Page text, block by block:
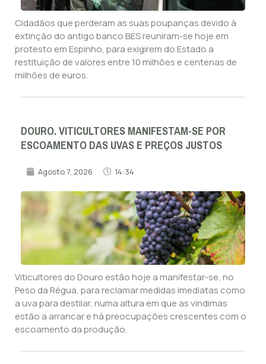
Cidadãos que perderam as suas poupanças devido à
extinção do antigo banco BES reuniram-se hoje em
protesto em Espinho, para exigirem do Estado a
restituição de valores entre 10 milhões e centenas de
milhões de euros.
DOURO. VITICULTORES MANIFESTAM-SE POR
ESCOAMENTO DAS UVAS E PREÇOS JUSTOS
Agosto 7, 2026 14:34
Viticultores do Douro estão hoje a manifestar-se, no
Peso da Régua, para reclamar medidas imediatas como
a uva para destilar, numa altura em que as vindimas
estão a arrancar e há preocupações crescentes com o
escoamento da produção.